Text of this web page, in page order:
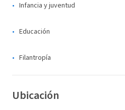
Infancia y juventud
Educación
Filantropía
Ubicación